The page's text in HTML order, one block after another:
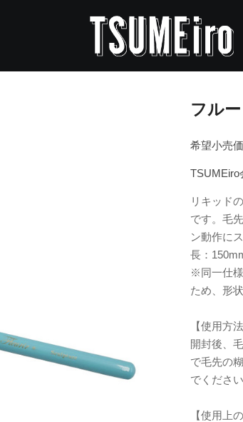
フル
希望小売
TSUMEiro
リキッド
です。毛
ン動作に
長：
※同一仕
ため、形
【使用方法
開封後、
で毛先の
でください
【使用上